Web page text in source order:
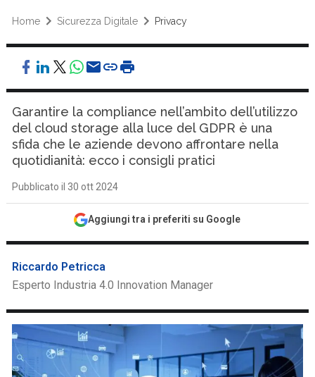
Home Sicurezza Digitale Privacy
Garantire la compliance nell’ambito dell’utilizzo
del cloud storage alla luce del GDPR è una
sfida che le aziende devono affrontare nella
quotidianità: ecco i consigli pratici
Pubblicato il 30 ott 2024
Aggiungi tra i preferiti su Google
Riccardo Petricca
Esperto Industria 4.0 Innovation Manager